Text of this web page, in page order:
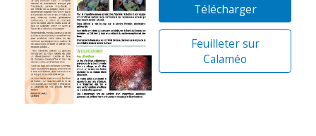
Télécharger
Feuilleter sur
Calaméo